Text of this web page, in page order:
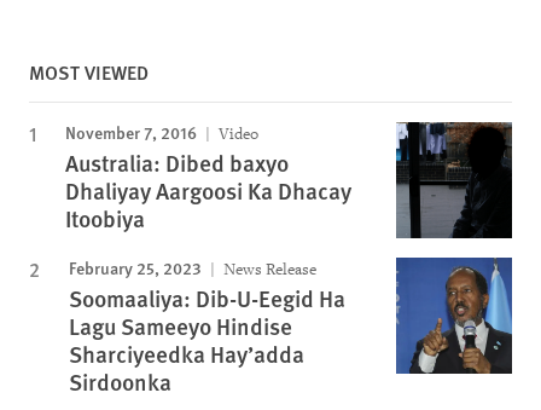
MOST VIEWED
November 7, 2016 Video
Australia: Dibed baxyo
Dhaliyay Aargoosi Ka Dhacay
Itoobiya
February 25, 2023 News Release
Soomaaliya: Dib-U-Eegid Ha
Lagu Sameeyo Hindise
Sharciyeedka Hay’adda
Sirdoonka